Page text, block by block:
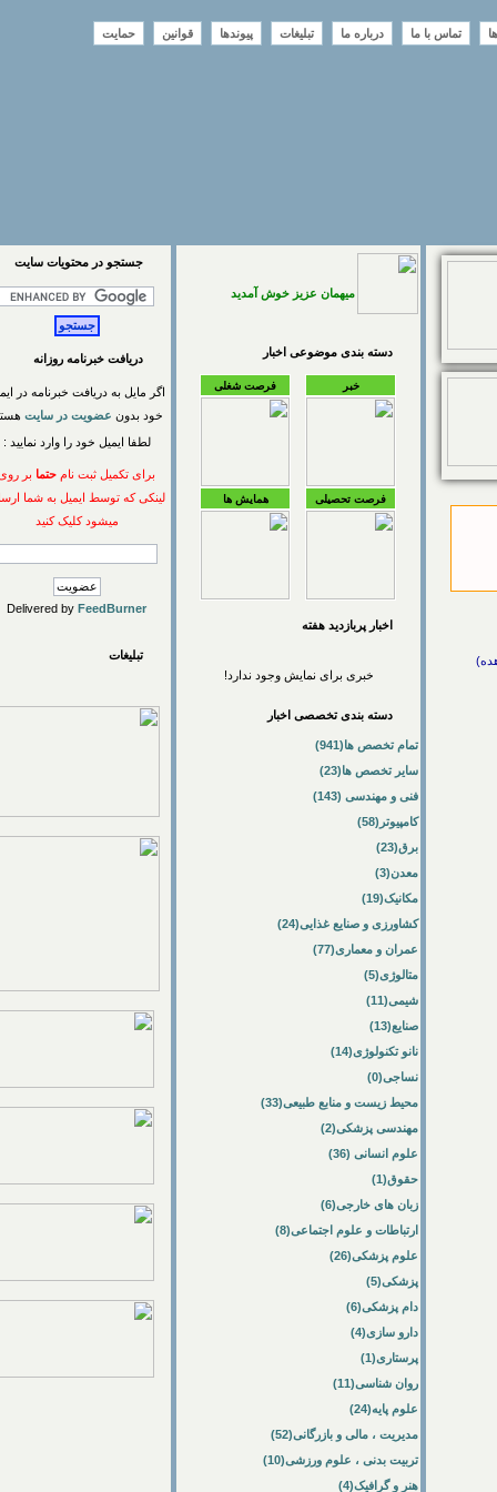
تماس با ما درباره ما تبلیغات پیوندها قوانین حمایت
میهمان عزیز خوش آمدید
دسته بندی موضوعی اخبار
فرصت شغلی
فرصت تحصیلی همایش ها
اخبار پربازديد هفته
خبری برای نمایش وجود ندارد!
دسته بندی تخصصی اخبار
تمام تخصص ها(941)
سایر تخصص ها(23)
فنی و مهندسی (143)
کامپیوتر(58)
برق(23)
معدن(3)
مکانیک(19)
کشاورزی و صنایع غذایی(24)
عمران و معماری(77)
متالوژی(5)
شیمی(11)
صنایع(13)
نانو تکنولوژی(14)
نساجی(0)
محیط زیست و منابع طبیعی(33)
مهندسی پزشکی(2)
علوم انسانی (36)
حقوق(1)
زبان های خارجی(6)
ارتباطات و علوم اجتماعی(8)
علوم پزشکی(26)
پزشکی(5)
دام پزشکی(6)
دارو سازی(4)
پرستاری(1)
روان شناسی(11)
علوم پایه(24)
مدیریت ، مالی و بازرگانی(52)
تربیت بدنی ، علوم ورزشی(10)
هنر و گرافیک(4)
جستجو در محتويات سايت
دریافت خبرنامه روزانه
اگر مایل به دریافت خبرنامه در ایمیل
خود بدونعضویت در سایتهستید
لطفا ایمیل خود را وارد نمایید :
برای تکمیل ثبت نام حتمابر روی
لینکی که توسط ایمیل به شما ارسال
میشود کلیک کنید
Delivered byFeedBurner
تبلیغات